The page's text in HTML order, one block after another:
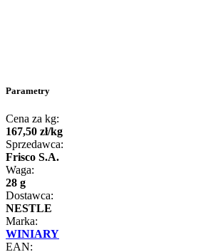
Parametry
Cena za kg:
167,50 zł/kg
Sprzedawca:
Frisco S.A.
Waga:
28 g
Dostawca:
NESTLE
Marka:
WINIARY
EAN: